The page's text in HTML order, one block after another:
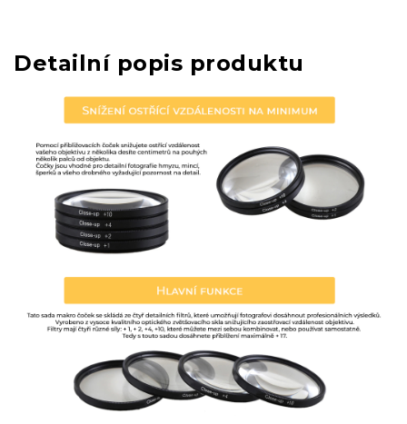
Detailní popis produktu